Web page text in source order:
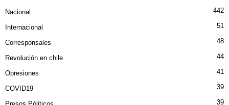
Nacional 442
Internacional 51
Corresponsales 48
Revolución en chile 44
Opresiones 41
COVID19 39
39